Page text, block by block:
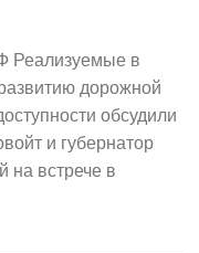
Реализуемые в
дорожной
обсудили
и губернатор
на встрече в